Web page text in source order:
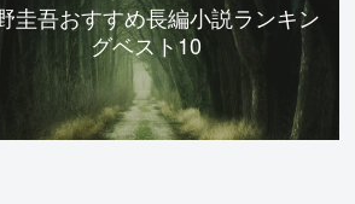
圭吾おすすめ長編小説ランキン
グベスト10